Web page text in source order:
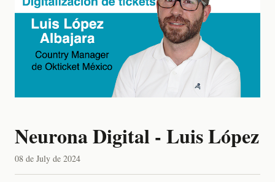
Neurona Digital - Luis López
08 de July de 2024